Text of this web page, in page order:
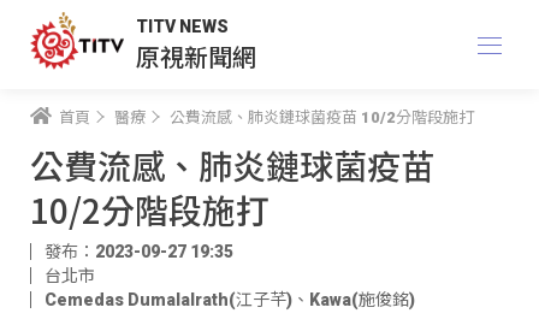
TITV NEWS
原視新聞網
首頁 醫療 公費流感、肺炎鏈球菌疫苗 10/2分階段施打
公費流感、肺炎鏈球菌疫苗
10/2分階段施打
發布：2023-09-27 19:35
台北市
Cemedas Dumalalrath(江子芊) 、 Kawa(施俊銘)